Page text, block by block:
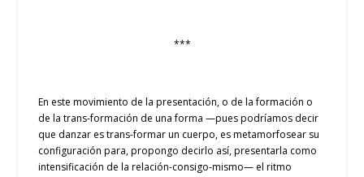
***
En este movimiento de la presentación, o de la formación o
de la trans-formación de una forma —pues podríamos decir
que danzar es trans-formar un cuerpo, es metamorfosear su
configuración para, propongo decirlo así, presentarla como
intensificación de la relación-consigo-mismo— el ritmo